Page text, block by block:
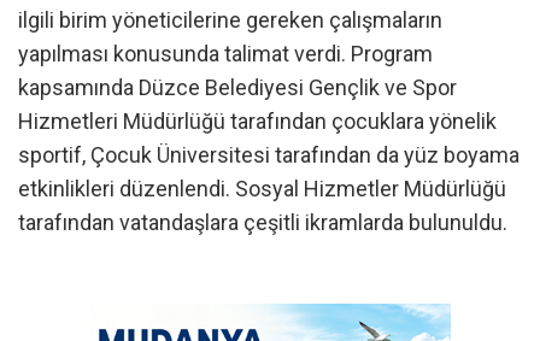
ilgili birim yöneticilerine gereken çalışmaların
yapılması konusunda talimat verdi. Program
kapsamında Düzce Belediyesi Gençlik ve Spor
Hizmetleri Müdürlüğü tarafından çocuklara yönelik
sportif, Çocuk Üniversitesi tarafından da yüz boyama
etkinlikleri düzenlendi. Sosyal Hizmetler Müdürlüğü
tarafından vatandaşlara çeşitli ikramlarda bulunuldu.